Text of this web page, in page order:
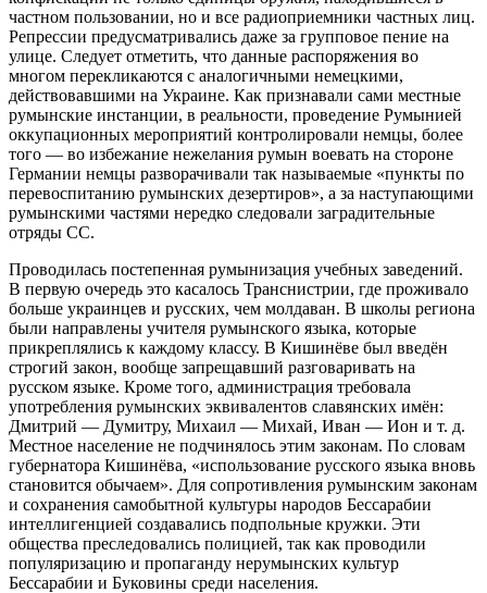
частном пользовании, но и все радиоприемники частных лиц.
Репрессии предусматривались даже за групповое пение на
улице. Следует отметить, что данные распоряжения во
многом перекликаются с аналогичными немецкими,
действовавшими на Украине. Как признавали сами местные
румынские инстанции, в реальности, проведение Румынией
оккупационных мероприятий контролировали немцы, более
того — во избежание нежелания румын воевать на стороне
Германии немцы разворачивали так называемые «пункты по
перевоспитанию румынских дезертиров», а за наступающими
румынскими частями нередко следовали заградительные
отряды СС.
Проводилась постепенная румынизация учебных заведений.
В первую очередь это касалось Транснистрии, где проживало
больше украинцев и русских, чем молдаван. В школы региона
были направлены учителя румынского языка, которые
прикреплялись к каждому классу. В Кишинёве был введён
строгий закон, вообще запрещавший разговаривать на
русском языке. Кроме того, администрация требовала
употребления румынских эквивалентов славянских имён:
Дмитрий — Думитру, Михаил — Михай, Иван — Ион и т. д.
Местное население не подчинялось этим законам. По словам
губернатора Кишинёва, «использование русского языка вновь
становится обычаем». Для сопротивления румынским законам
и сохранения самобытной культуры народов Бессарабии
интеллигенцией создавались подпольные кружки. Эти
общества преследовались полицией, так как проводили
популяризацию и пропаганду нерумынских культур
Бессарабии и Буковины среди населения.